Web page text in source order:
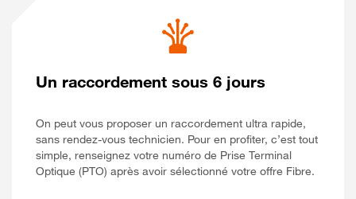
Un raccordement sous 6 jours
On peut vous proposer un raccordement ultra rapide,
sans rendez-vous technicien. Pour en profiter, c’est tout
simple, renseignez votre numéro de Prise Terminal
Optique (PTO) après avoir sélectionné votre offre Fibre.